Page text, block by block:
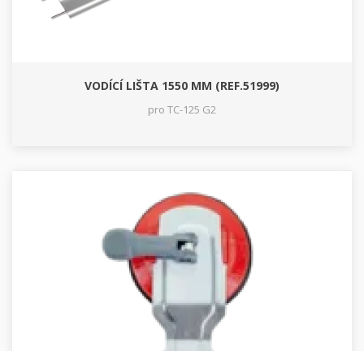
VODÍCÍ LIŠTA 1550 MM (REF.51999)
pro TC-125 G2